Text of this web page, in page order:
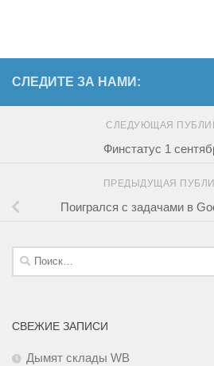
СЛЕДИТЕ ЗА НАМИ:
СЛЕДУЮЩАЯ
Финстатус 1
ПРЕДЫДУЩАЯ
Поигрался с задачами в
Найти:
СВЕЖИЕ ЗАПИСИ
Дымят склады WB